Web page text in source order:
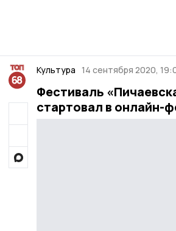
Культура 14 сентября 2020,
Фестиваль
стартовал в онлайн-